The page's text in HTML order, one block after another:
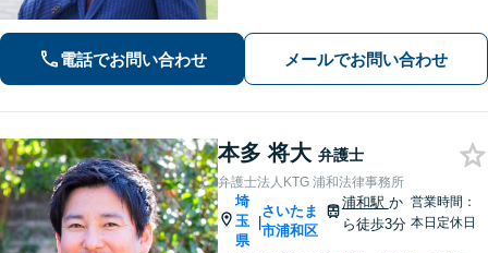
解決まで全て弁護士が対応し、負担を
軽減します【北浦和駅7分】
電話でお問い合わせ メールでお問い合わせ
本多 将大 弁護士
弁護士法人KTG 浦和法律事務所
埼
玉
県
|
さいたま
市浦和区
浦和駅 か
ら徒歩3分
営業時間：
本日定休日